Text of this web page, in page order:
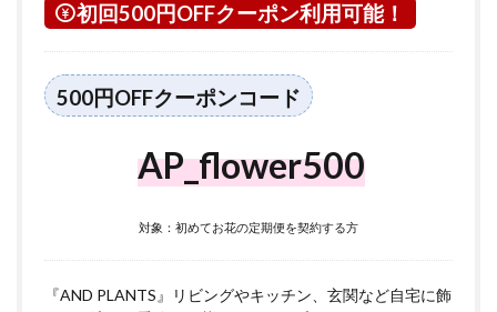
初回500円OFFクーポン利用可能！
500円OFFクーポンコード
AP_flower500
対象：初めてお花の定期便を契約する方
『AND PLANTS』リビングやキッチン、玄関など自宅に飾